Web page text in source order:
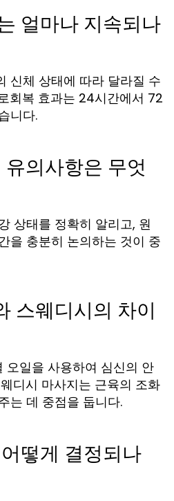
얼마나 지속되나
신체 상태에 따라 달라질 수
회복 효과는 24시간에서 72
니다.
의사항은 무엇
상태를 정확히 알리고, 원
을 충분히 논의하는 것이 중
스웨디시의 차이
오일을 사용하여 심신의 안
디시 마사지는 근육의 조화
는 데 중점을 둡니다.
떻게 결정되나